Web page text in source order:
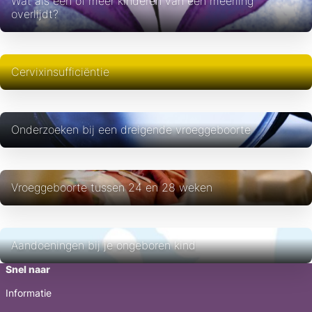
overlijdt?
Cervixinsufficiëntie
Onderzoeken bij een dreigende vroeggeboorte
Vroeggeboorte tussen 24 en 28 weken
Aandoeningen bij je ongeboren kind
Snel naar
Informatie